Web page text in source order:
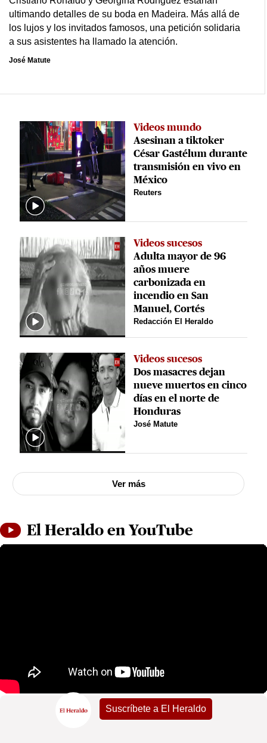
ultimando detalles de su boda en Madeira. Más allá de
los lujos y los invitados famosos, una petición solidaria
a sus asistentes ha llamado la atención.
José Matute
Videos mundo
Asesinan a tiktoker
César Gastélum durante
transmisión en vivo en
México
Reuters
Videos sucesos
Adulta mayor de 96
años muere
carbonizada en
incendio en San
Manuel, Cortés
Redacción El Heraldo
Videos sucesos
Dos masacres dejan
nueve muertos en cinco
días en el norte de
Honduras
José Matute
Ver más
El Heraldo en YouTube
Suscríbete a El Heraldo